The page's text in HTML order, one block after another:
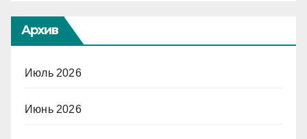
Архив
Июль 2026
Июнь 2026